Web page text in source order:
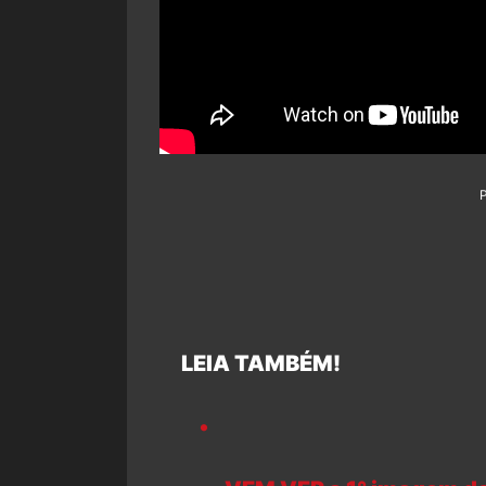
LEIA TAMBÉM!